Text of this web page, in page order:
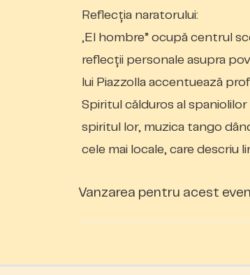
Reflecția naratorului:
„El hombre” ocupă centrul
reflecții personale asupra
lui Piazzolla accentuează
Spiritul călduros al
spiritul lor, muzica tango
cele mai locale, care descriu
Vanzarea pentru acest